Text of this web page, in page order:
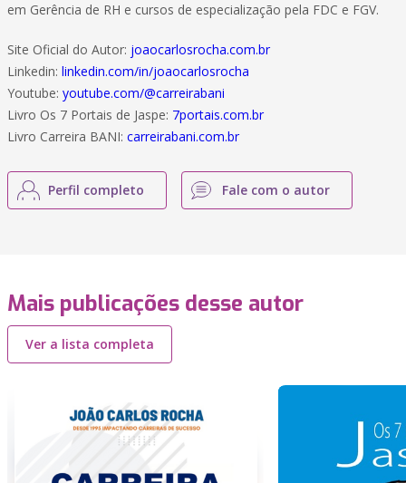
em Gerência de RH e cursos de especialização pela FDC e FGV.
Site Oficial do Autor: joaocarlosrocha.com.br
Linkedin: linkedin.com/in/joaocarlosrocha
Youtube: youtube.com/@carreirabani
Livro Os 7 Portais de Jaspe: 7portais.com.br
Livro Carreira BANI: carreirabani.com.br
Perfil completo Fale com o autor
Mais publicações desse autor
Ver a lista completa